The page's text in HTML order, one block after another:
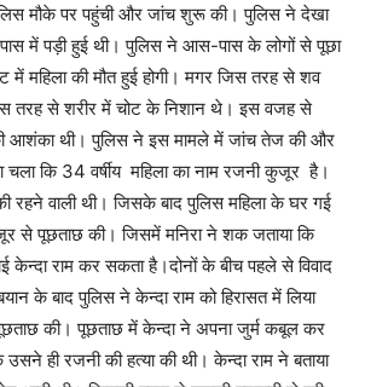
मौके पर पहुंची और जांच शुरू की। पुलिस ने देखा
में पड़ी हुई थी। पुलिस ने आस-पास के लोगों से पूछा
में महिला की मौत हुई होगी। मगर जिस तरह से शव
तरह से शरीर में चोट के निशान थे। इस वजह से
आशंका थी। पुलिस ने इस मामले में जांच तेज की और
चला कि 34 वर्षीय महिला का नाम रजनी कुजूर है।
की रहने वाली थी। जिसके बाद पुलिस महिला के घर गई
से पूछताछ की। जिसमें मनिरा ने शक जताया कि
केन्दा राम कर सकता है।दोनों के बीच पहले से विवाद
के बाद पुलिस ने केन्दा राम को हिरासत में लिया
की। पूछताछ में केन्दा ने अपना जुर्म कबूल कर
उसने ही रजनी की हत्या की थी। केन्दा राम ने बताया